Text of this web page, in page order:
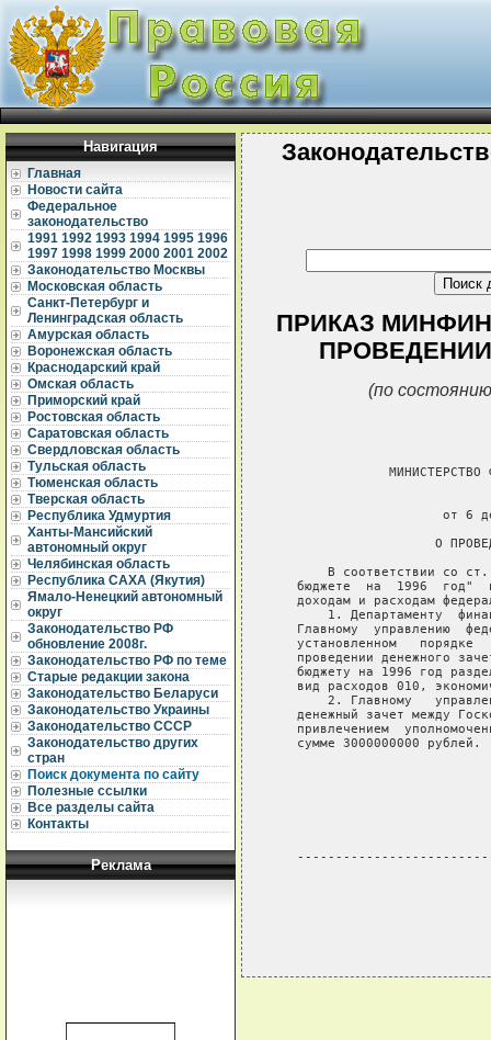
Навигация
Главная
Новости сайта
Федеральное
законодательство
1991 1992 1993 1994 1995 1996
1997 1998 1999 2000 2001 2002
Законодательство Москвы
Московская область
Санкт-Петербург и
Ленинградская область
Амурская область
Воронежская область
Краснодарский край
Омская область
Приморский край
Ростовская область
Саратовская область
Свердловская область
Тульская область
Тюменская область
Тверская область
Республика Удмуртия
Ханты-Мансийский
автономный округ
Челябинская область
Республика САХА (Якутия)
Ямало-Ненецкий автономный
округ
Законодательство РФ
обновление 2008г.
Законодательство РФ по теме
Старые редакции закона
Законодательство Беларуси
Законодательство Украины
Законодательство СССР
Законодательство других
стран
Поиск документа по сайту
Полезные ссылки
Все разделы сайта
Контакты
Реклама
ПРИКАЗ
(по
МИНИСТЕРСТВО
от 6
О
В соответствии со
бюджете  на  1996  год"
доходам и расходам
1. Департаменту
Главному  управлению
установленном   порядке
проведении денежного
бюджету на 1996 год
вид расходов 010,
2. Главному
денежный зачет между
привлечением
   сумме 3000000000 рублей.